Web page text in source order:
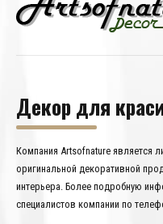
Декор для
Компания Artsofnature является
оригинальной декоративной
интерьера. Более подробную
специалистов компании по